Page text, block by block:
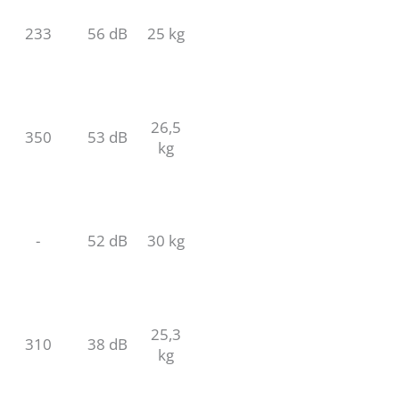
233 56 dB 25 kg
350 53 dB
26,5
kg
- 52 dB 30 kg
310 38 dB
25,3
kg